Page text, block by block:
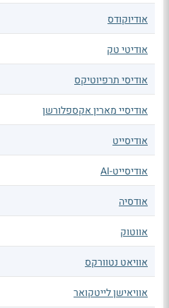
אודיוקודס
אודיטי טק
אודיסי תרפיוטיקס
אודיסיי מארין אקספלורשן
אודיסייט
אודיסייט-AI
אודסיה
אווטוק
אוויאט נטוורקס
אוויאישן לייטקואר